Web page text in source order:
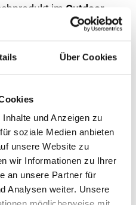
Über Cookies
und Anzeigen zu
soziale Medien anbieten
unsere Website zu
wir Informationen zu Ihrer
an unsere Partner für
Analysen weiter. Unsere
im Outdoor
Sie ein unverbindliches